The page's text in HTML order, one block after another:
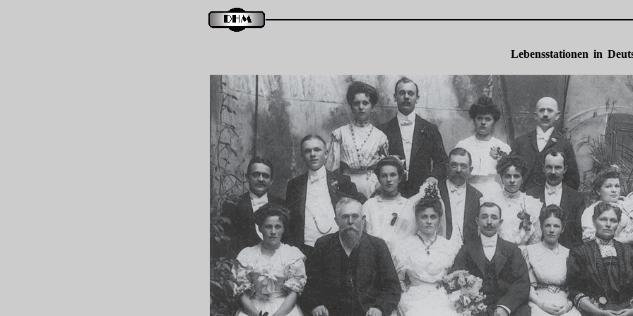
Lebensstationen in